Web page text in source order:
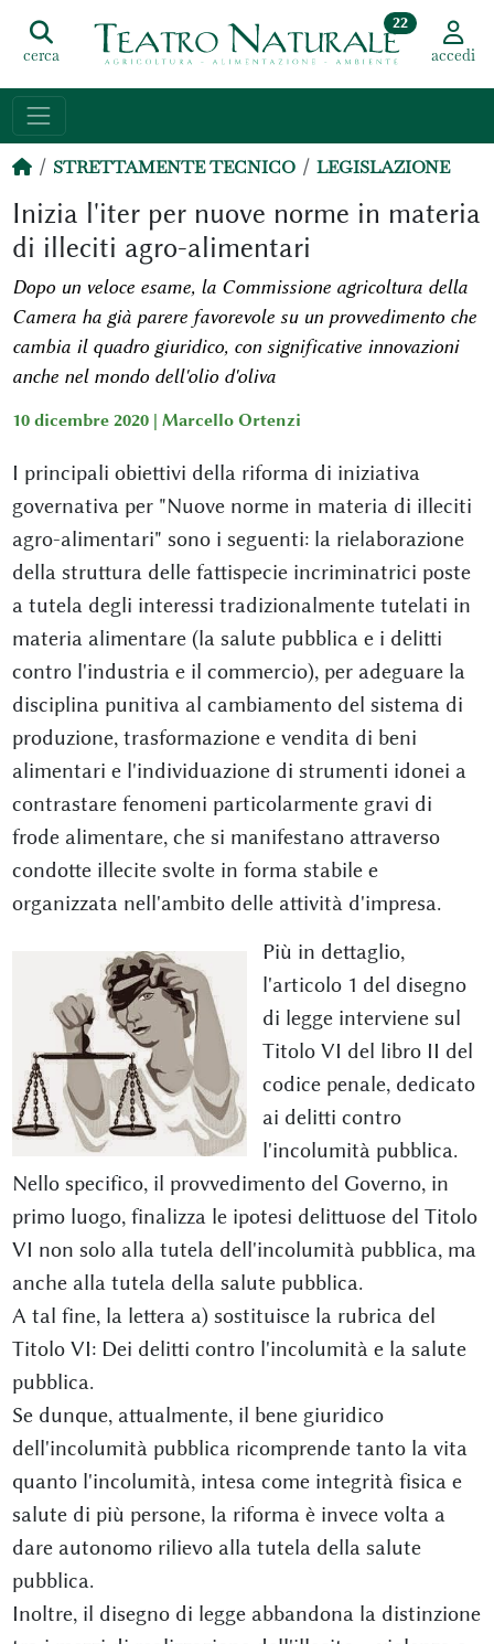
cerca
22
accedi
STRETTAMENTE TECNICO LEGISLAZIONE
Inizia l'iter per nuove norme in materia
di illeciti agro-alimentari
Dopo un veloce esame, la Commissione agricoltura della
Camera ha già parere favorevole su un provvedimento che
cambia il quadro giuridico, con significative innovazioni
anche nel mondo dell'olio d'oliva
10 dicembre 2020 | Marcello Ortenzi
I principali obiettivi della riforma di iniziativa
governativa per "Nuove norme in materia di illeciti
agro-alimentari" sono i seguenti: la rielaborazione
della struttura delle fattispecie incriminatrici poste
a tutela degli interessi tradizionalmente tutelati in
materia alimentare (la salute pubblica e i delitti
contro l'industria e il commercio), per adeguare la
disciplina punitiva al cambiamento del sistema di
produzione, trasformazione e vendita di beni
alimentari e l'individuazione di strumenti idonei a
contrastare fenomeni particolarmente gravi di
frode alimentare, che si manifestano attraverso
condotte illecite svolte in forma stabile e
organizzata nell'ambito delle attività d'impresa.
Più in dettaglio,
l'articolo 1 del disegno
di legge interviene sul
Titolo VI del libro II del
codice penale, dedicato
ai delitti contro
l'incolumità pubblica.
Nello specifico, il provvedimento del Governo, in
primo luogo, finalizza le ipotesi delittuose del Titolo
VI non solo alla tutela dell'incolumità pubblica, ma
anche alla tutela della salute pubblica.
A tal fine, la lettera a) sostituisce la rubrica del
Titolo VI: Dei delitti contro l'incolumità e la salute
pubblica.
Se dunque, attualmente, il bene giuridico
dell'incolumità pubblica ricomprende tanto la vita
quanto l'incolumità, intesa come integrità fisica e
salute di più persone, la riforma è invece volta a
dare autonomo rilievo alla tutela della salute
pubblica.
Inoltre, il disegno di legge abbandona la distinzione